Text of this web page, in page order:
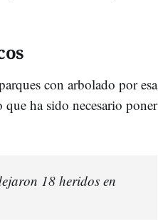
con arbolado por esa
ha sido necesario poner
18 heridos en